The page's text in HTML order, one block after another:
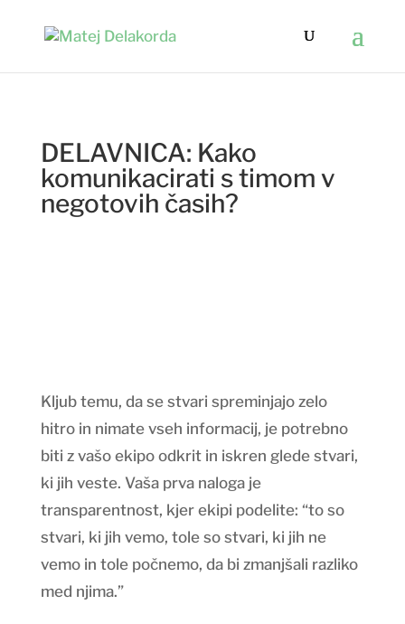
DELAVNICA: Kako
komunikacirati s timom v
negotovih časih?
Kljub temu, da se stvari spreminjajo zelo
hitro in nimate vseh informacij, je potrebno
biti z vašo ekipo odkrit in iskren glede stvari,
ki jih veste. Vaša prva naloga je
transparentnost, kjer ekipi podelite: “to so
stvari, ki jih vemo, tole so stvari, ki jih ne
vemo in tole počnemo, da bi zmanjšali razliko
med njima.”